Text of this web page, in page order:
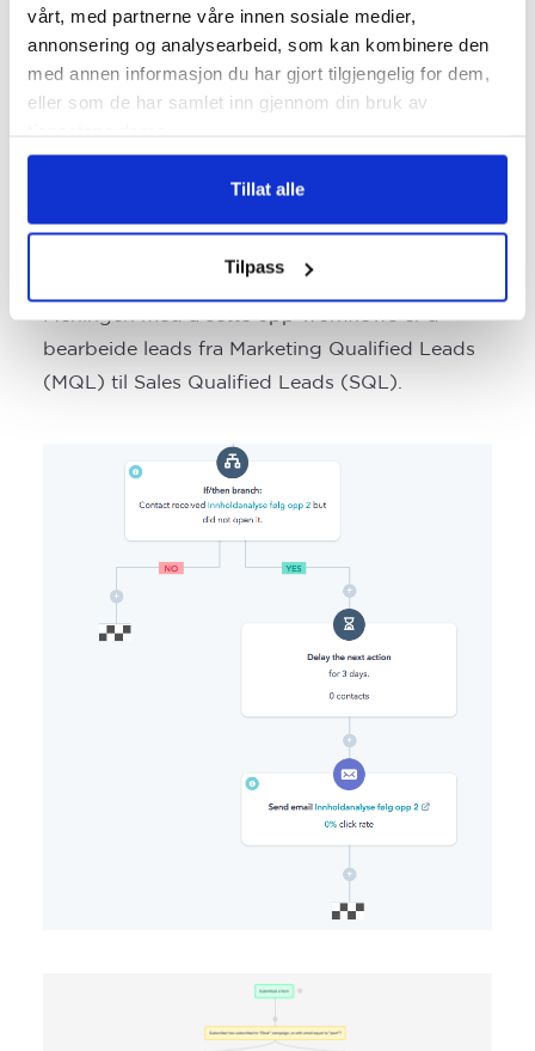
vårt, med partnerne våre innen sosiale medier,
annonsering og analysearbeid, som kan kombinere den
med annen informasjon du har gjort tilgjengelig for dem,
eller som de har samlet inn gjennom din bruk av
Tillat alle
Tilpass
levert.
#7 Sett opp workflows
opp workflows automatiserer du mer av
eller trykker på en bestemt link eller knapp.
bearbeide leads fra Marketing Qualified Leads
(MQL) til Sales Qualified Leads (SQL).